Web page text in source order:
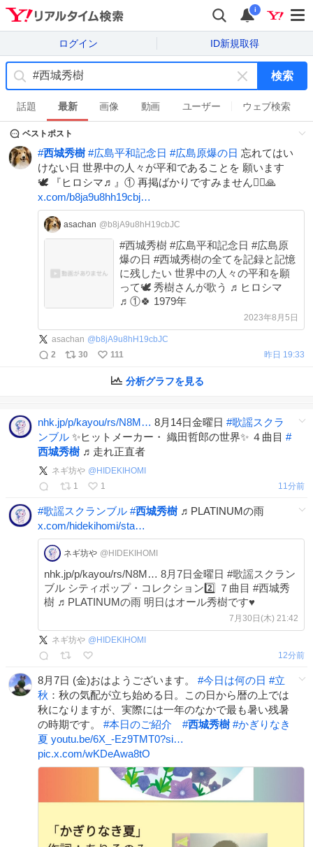
i
ログイン ID新規取得
キ
ー
ワ
ド
を
消
検索
話題 最新 画像 動画 ユーザー ウェブ検索
ベストポスト
#西城秀樹 #広島平和記念日 #広島原爆の日 忘れてはい
けない日 世界中の人々が平和であることを 願います
🕊️ 『ヒロシマ♬』① 再掲ばかりですみません🙇‍♀️🙏
x.com/b8ja9u8hh19cbj…
asachan @b8jA9u8hH19cbJC
#西城秀樹 #広島平和記念日 #広島原
爆の日 #西城秀樹の全てを記録と記憶
に残したい 世界中の人々の平和を願
って🕊 秀樹さんが歌う ♬ヒロシマ
♬①🍀 1979年
2023年8月5日
asachan @b8jA9u8hH19cbJC
2
30 111 昨日 19:33
分析グラフを見る
nhk.jp/p/kayou/rs/N8M… 8月14日金曜日 #歌謡スクラ
ンブル ✨ヒットメーカー・ 織田哲郎の世界✨ ４曲目 #
西城秀樹♬走れ正直者
ネギ坊や @ HIDEKIHOMI
1
1 11分前
#歌謡スクランブル #西城秀樹♬PLATINUMの雨
x.com/hidekihomi/sta…
ネギ坊や @HIDEKIHOMI
nhk.jp/p/kayou/rs/N8M… 8月7日金曜日 #歌謡スクラン
ブル シティポップ・コレクション2️⃣ ７曲目 #西城秀
樹 ♬PLATINUMの雨 明日はオール秀樹です♥️
7月30日(木) 21:42
ネギ坊や @ HIDEKIHOMI
13分前
8月7日 (金)おはようございます。 #今日は何の日 #立
秋 ：秋の気配が立ち始める日。この日から暦の上では
秋になりますが、実際には一年のなかで最も暑い残暑
の時期です。 #本日のご紹介 #西城秀樹 #かぎりなき
夏 youtu.be/6X_-Ez9TMT0?si…
pic.x.com/wKDeAwa8tO